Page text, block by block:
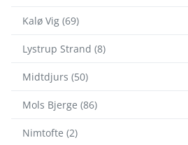
Kalø Vig (69)
Lystrup Strand (8)
Midtdjurs (50)
Mols Bjerge (86)
Nimtofte (2)